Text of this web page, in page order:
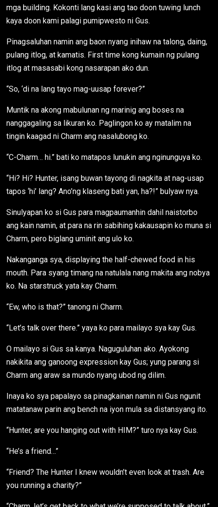
mga building. Kokonti lang kasi ang tao doon tuwing lunch
kaya doon kami palagi pumipwesto ni Gus.
Pinagsaluhan namin ang baon nyang inihaw na talong, daing,
pulang itlog, at kamatis. First time kong kumain ng pulang
itlog at masasabi kong nasarapan ako dun.
“So, ‘di na lang tayo mag-uusap forever?”
Muntik na akong mabulunan ng marinig ang boses na
nanggagaling sa likuran ko. Paglingon ko ay matalim na
tingin kaagad ni Charm ang nasalubong ko.
“C-Charm… hi.” bati ko matapos lunukin ang nginunguya ko.
“Hi? Hi? Hunter, isang buwan tayong di nagkita at nag-usap
tapos ‘hi’ lang? Ano’ng klaseng bati yan, ha?!” bulyaw nya.
Sinulyapan ko si Gus para magpaumanhin dahil naistorbo
ang kain namin, at para na rin sabihing kakausapin ko muna si
Charm, pero biglang uminit ang ulo ko.
Nakanganga sya, displaying the half-chewed food in his
mouth. Para syang timang na natulala nang makita ang nobya
ko. Na starstruck yata kay Charm.
“Ew, who is that?” tanong ni Charm.
“Let’s talk over there.” yaya ko para mailayo sya kay Gus.
O mailayo si Gus sa kanya. Naguguluhan ako. Ayokong
nakikita ang ganoong expression kay Gus; yung parang si
Charm ang araw sa mundo nyang ubod ng dilim.
Inaya ko sya papalayo sa pinagkainan namin ni Gus ngunit
matatanaw parin ang bench na iyon mula sa distansyang ito.
“Hunter, are you hanging out with HIM?” turo nya kay Gus.
“He’s a friend…”
“Friend? The Hunter I knew wouldn’t even look at trash. Are
you running a charity?”